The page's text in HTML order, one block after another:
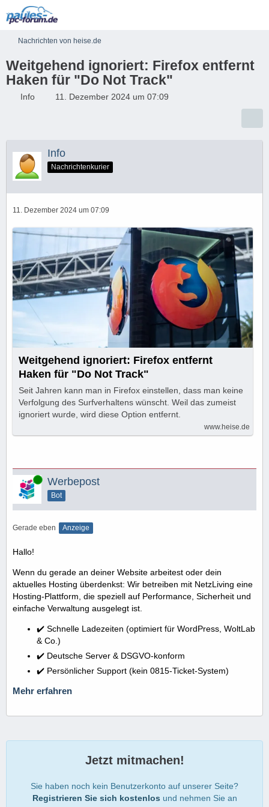
Nachrichten von heise.de
Weitgehend ignoriert: Firefox entfernt
Haken für "Do Not Track"
Info 11. Dezember 2024 um 07:09
Info
Nachrichtenkurier
11. Dezember 2024 um 07:09
Weitgehend ignoriert: Firefox entfernt
Haken für "Do Not Track"
Seit Jahren kann man in Firefox einstellen, dass man keine
Verfolgung des Surfverhaltens wünscht. Weil das zumeist
ignoriert wurde, wird diese Option entfernt.
www.heise.de
Online Werbepost
Bot
Gerade eben Anzeige
Hallo!
Wenn du gerade an deiner Website arbeitest oder dein
aktuelles Hosting überdenkst: Wir betreiben mit NetzLiving eine
Hosting-Plattform, die speziell auf Performance, Sicherheit und
einfache Verwaltung ausgelegt ist.
✔️ Schnelle Ladezeiten (optimiert für WordPress, WoltLab
& Co.)
✔️ Deutsche Server & DSGVO-konform
✔️ Persönlicher Support (kein 0815-Ticket-System)
Mehr erfahren
Jetzt mitmachen!
Sie haben noch kein Benutzerkonto auf unserer Seite?
Registrieren Sie sich kostenlos und nehmen Sie an